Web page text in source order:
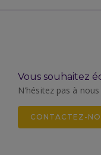
Vous souhaitez
N'hésitez pas à
CONTACTEZ-